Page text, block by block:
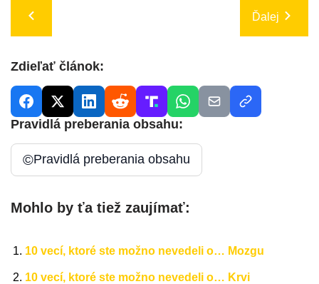
Ďalej
Zdieľať článok:
Pravidlá preberania obsahu:
©Pravidlá preberania obsahu
Mohlo by ťa tiež zaujímať:
10 vecí, ktoré ste možno nevedeli o… Mozgu
10 vecí, ktoré ste možno nevedeli o… Krvi